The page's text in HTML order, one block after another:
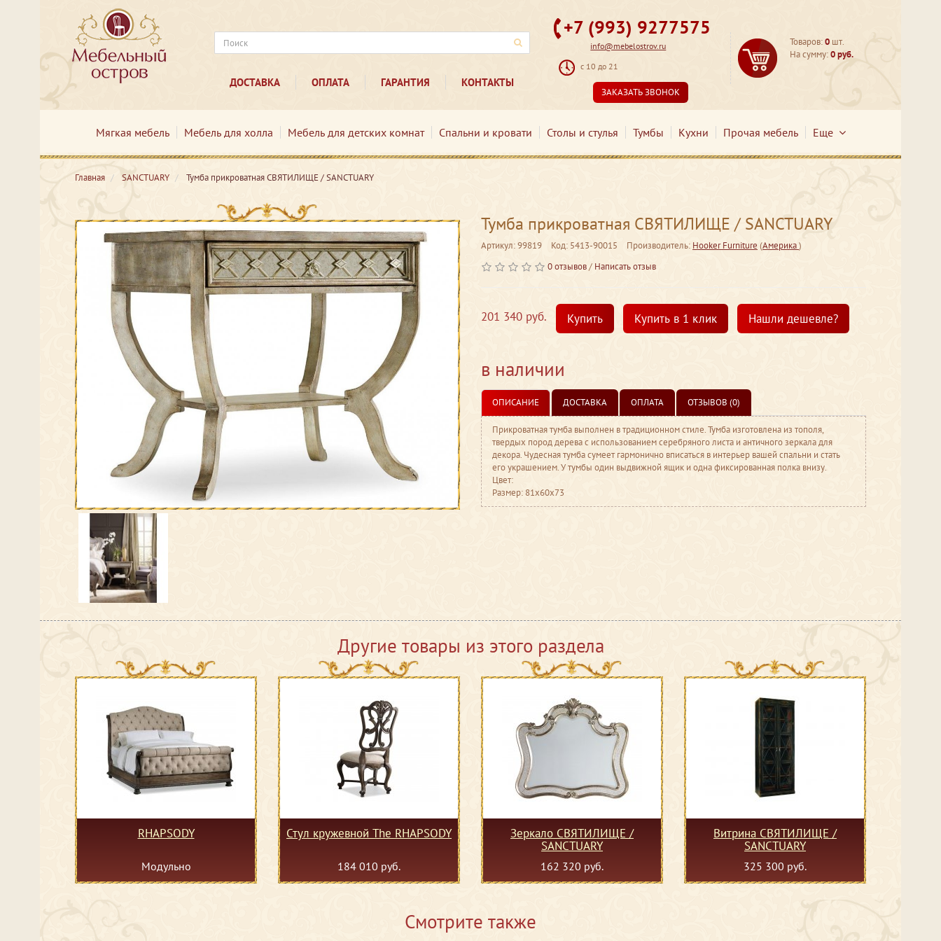
ДОСТАВКА ОПЛАТА ГАРАНТИЯ КОНТАКТЫ
+7 (993) 9277575
info@mebelostrov.ru
с 10 до 21
ЗАКАЗАТЬ ЗВОНОК
Товаров:0 шт.
На сумму:0 руб.
Мягкая мебель Мебель для холла Мебель для детских комнат Спальни и кровати Столы и стулья Тумбы Кухни Прочая мебель Еще
Главная SANCTUARY Тумба прикроватная СВЯТИЛИЩЕ / SANCTUARY
Тумба прикроватная СВЯТИЛИЩЕ / SANCTUARY
Артикул: 99819 Код: 5413-90015 Производитель: Hooker Furniture (Америка)
0 отзывов/ Написать отзыв
201 340 руб. Купить Купить в 1 клик Нашли дешевле?
в наличии
ОПИСАНИЕ ДОСТАВКА ОПЛАТА ОТЗЫВОВ (0)
Прикроватная тумба выполнен в традиционном стиле. Тумба изготовлена из тополя,
твердых пород дерева с использованием серебряного листа и античного зеркала для
декора. Чудесная тумба сумеет гармонично вписаться в интерьер вашей спальни и стать
его украшением. У тумбы один выдвижной ящик и одна фиксированная полка внизу.
Цвет:
Размер: 81x60x73
Другие товары из этого раздела
RHAPSODY
Модульно
Стул кружевной The RHAPSODY
184 010 руб.
Зеркало СВЯТИЛИЩЕ /
SANCTUARY
162 320 руб.
Витрина СВЯТИЛИЩЕ /
SANCTUARY
325 300 руб.
Смотрите также